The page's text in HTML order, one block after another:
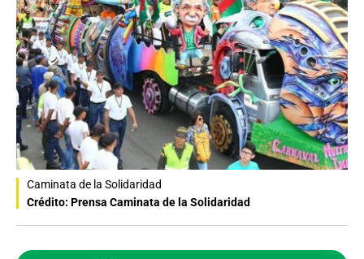
Caminata de la Solidaridad
Crédito: Prensa Caminata de la Solidaridad